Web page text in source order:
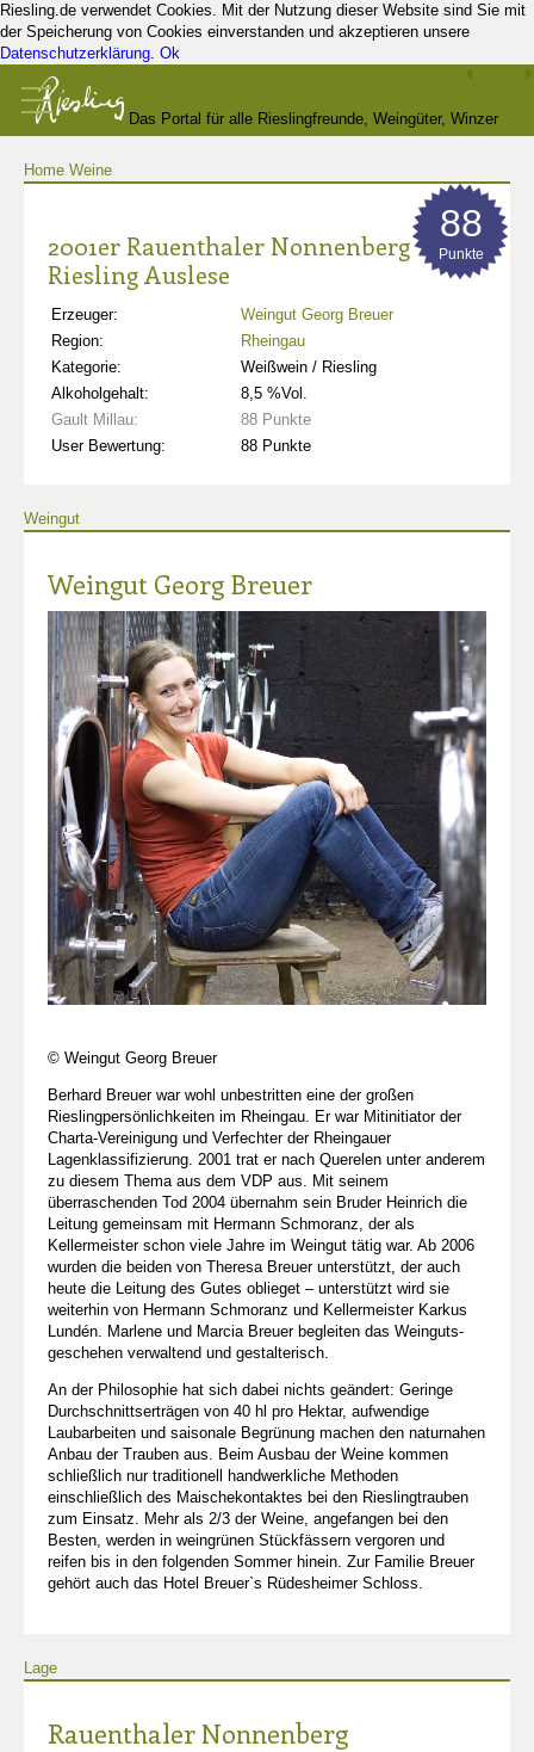
Riesling.de verwendet Cookies. Mit der Nutzung dieser Website sind Sie mit
der Speicherung von Cookies einverstanden und akzeptieren unsere
Datenschutzerklärung. Ok
Das Portal für alle Rieslingfreunde, Weingüter, Winzer
Home Weine
2001er Rauenthaler Nonnenberg
Riesling Auslese
Erzeuger:
Weingut Georg Breuer
Region:
Rheingau
Kategorie:
Weißwein / Riesling
Alkoholgehalt:
8,5 %Vol.
Gault Millau:
88 Punkte
User Bewertung:
88 Punkte
88
Punkte
Weingut
Weingut Georg Breuer
© Weingut Georg Breuer
Berhard Breuer war wohl unbestritten eine der großen
Rieslingpersönlichkeiten im Rheingau. Er war Mitinitiator der
Charta-Vereinigung und Verfechter der Rheingauer
Lagenklassifizierung. 2001 trat er nach Querelen unter anderem
zu diesem Thema aus dem VDP aus. Mit seinem
überraschenden Tod 2004 übernahm sein Bruder Heinrich die
Leitung gemeinsam mit Hermann Schmoranz, der als
Kellermeister schon viele Jahre im Weingut tätig war. Ab 2006
wurden die beiden von Theresa Breuer unterstützt, der auch
heute die Leitung des Gutes oblieget – unterstützt wird sie
weiterhin von Hermann Schmoranz und Kellermeister Karkus
Lundén. Marlene und Marcia Breuer begleiten das Weinguts­
geschehen verwaltend und gestalterisch.
An der Philosophie hat sich dabei nichts geändert: Geringe
Durchschnittserträgen von 40 hl pro Hektar, aufwendige
Laubarbeiten und saisonale Begrünung machen den naturnahen
Anbau der Trauben aus. Beim Ausbau der Weine kommen
schließlich nur traditionell handwerkliche Methoden
einschließlich des Maischekontaktes bei den Rieslingtrauben
zum Einsatz. Mehr als 2/3 der Weine, angefangen bei den
Besten, werden in weingrünen Stückfässern vergoren und
reifen bis in den folgenden Sommer hinein. Zur Familie Breuer
gehört auch das Hotel Breuer`s Rüdesheimer Schloss.
Lage
Rauenthaler Nonnenberg